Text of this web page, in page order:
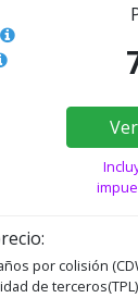
por colisión
de terceros(TPL)